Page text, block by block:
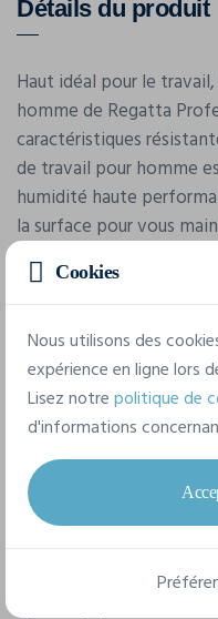
Détails du produit
Haut idéal pour le
homme de Regatta
caractéristiques
de travail pour homme
humidité haute
la surface pour vous
Caractéristiques
Marque
Regatta
Référence
TRS226
Grammage
Cookies
Nous utilisons des
expérience en ligne lors
Lisez notrepolitique de
d'informations